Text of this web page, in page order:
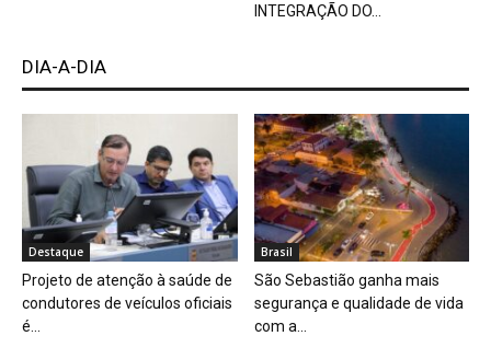
INTEGRAÇÃO DO...
DIA-A-DIA
Destaque
Projeto de atenção à saúde de
condutores de veículos oficiais
é...
Brasil
São Sebastião ganha mais
segurança e qualidade de vida
com a...